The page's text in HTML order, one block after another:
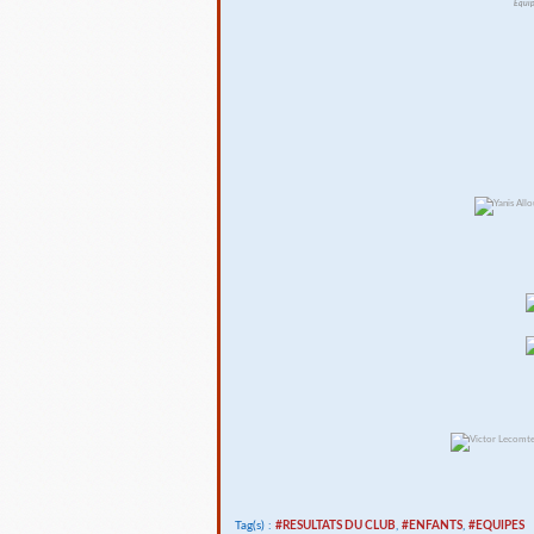
Tag(s) : #RESULTATS DU CLUB, #ENFANTS, #EQUIPES